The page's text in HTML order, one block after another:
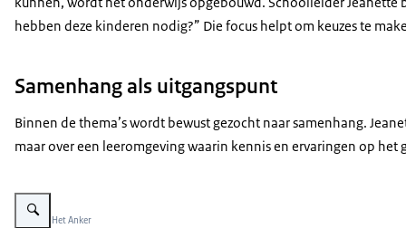
hebben deze kinderen nodig?” Die focus helpt om keuzes te
Samenhang als uitgangspunt
Binnen de thema’s wordt bewust gezocht naar samenhang.
maar over een leeromgeving waarin kennis en ervaringen op
Vergroot afbeelding Marjolein Vrauwdeunt
Beeld: © Het Anker